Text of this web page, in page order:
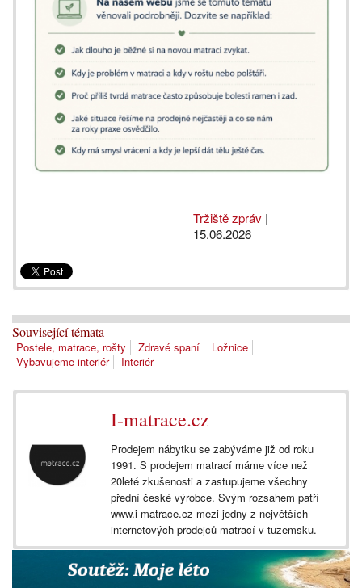
Tržiště zpráv |
15.06.2026
Související témata
Postele, matrace, rošty Zdravé spaní
Ložnice
Vybavujeme interiér
Interiér
I-matrace.cz
Prodejem nábytku se zabýváme již od roku
1991. S prodejem matrací máme více než
20leté zkušenosti a zastupujeme všechny
přední české výrobce. Svým rozsahem patří
www.i-matrace.cz mezi jedny z největších
internetových prodejců matrací v tuzemsku.